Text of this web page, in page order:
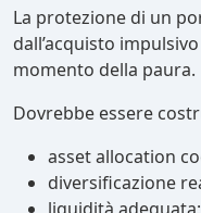
La protezione di un
dall’acquisto
momento della paura.
Dovrebbe essere
asset allocation
diversificazione